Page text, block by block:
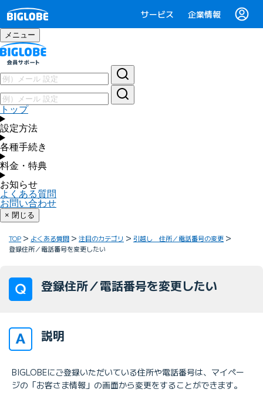
サービス 企業情報
メニュー
トップ
設定方法
各種手続き
料金・特典
お知らせ
よくある質問
お問い合わせ
× 閉じる
TOP よくある質問 注目のカテゴリ
引越し 住所／電話番号の変更
登録住所／電話番号を変更したい
登録住所／電話番号を変更したい
説明
BIGLOBEにご登録いただいている住所や電話番号は、マイペー
ジの「お客さま情報」の画面から変更をすることができます。